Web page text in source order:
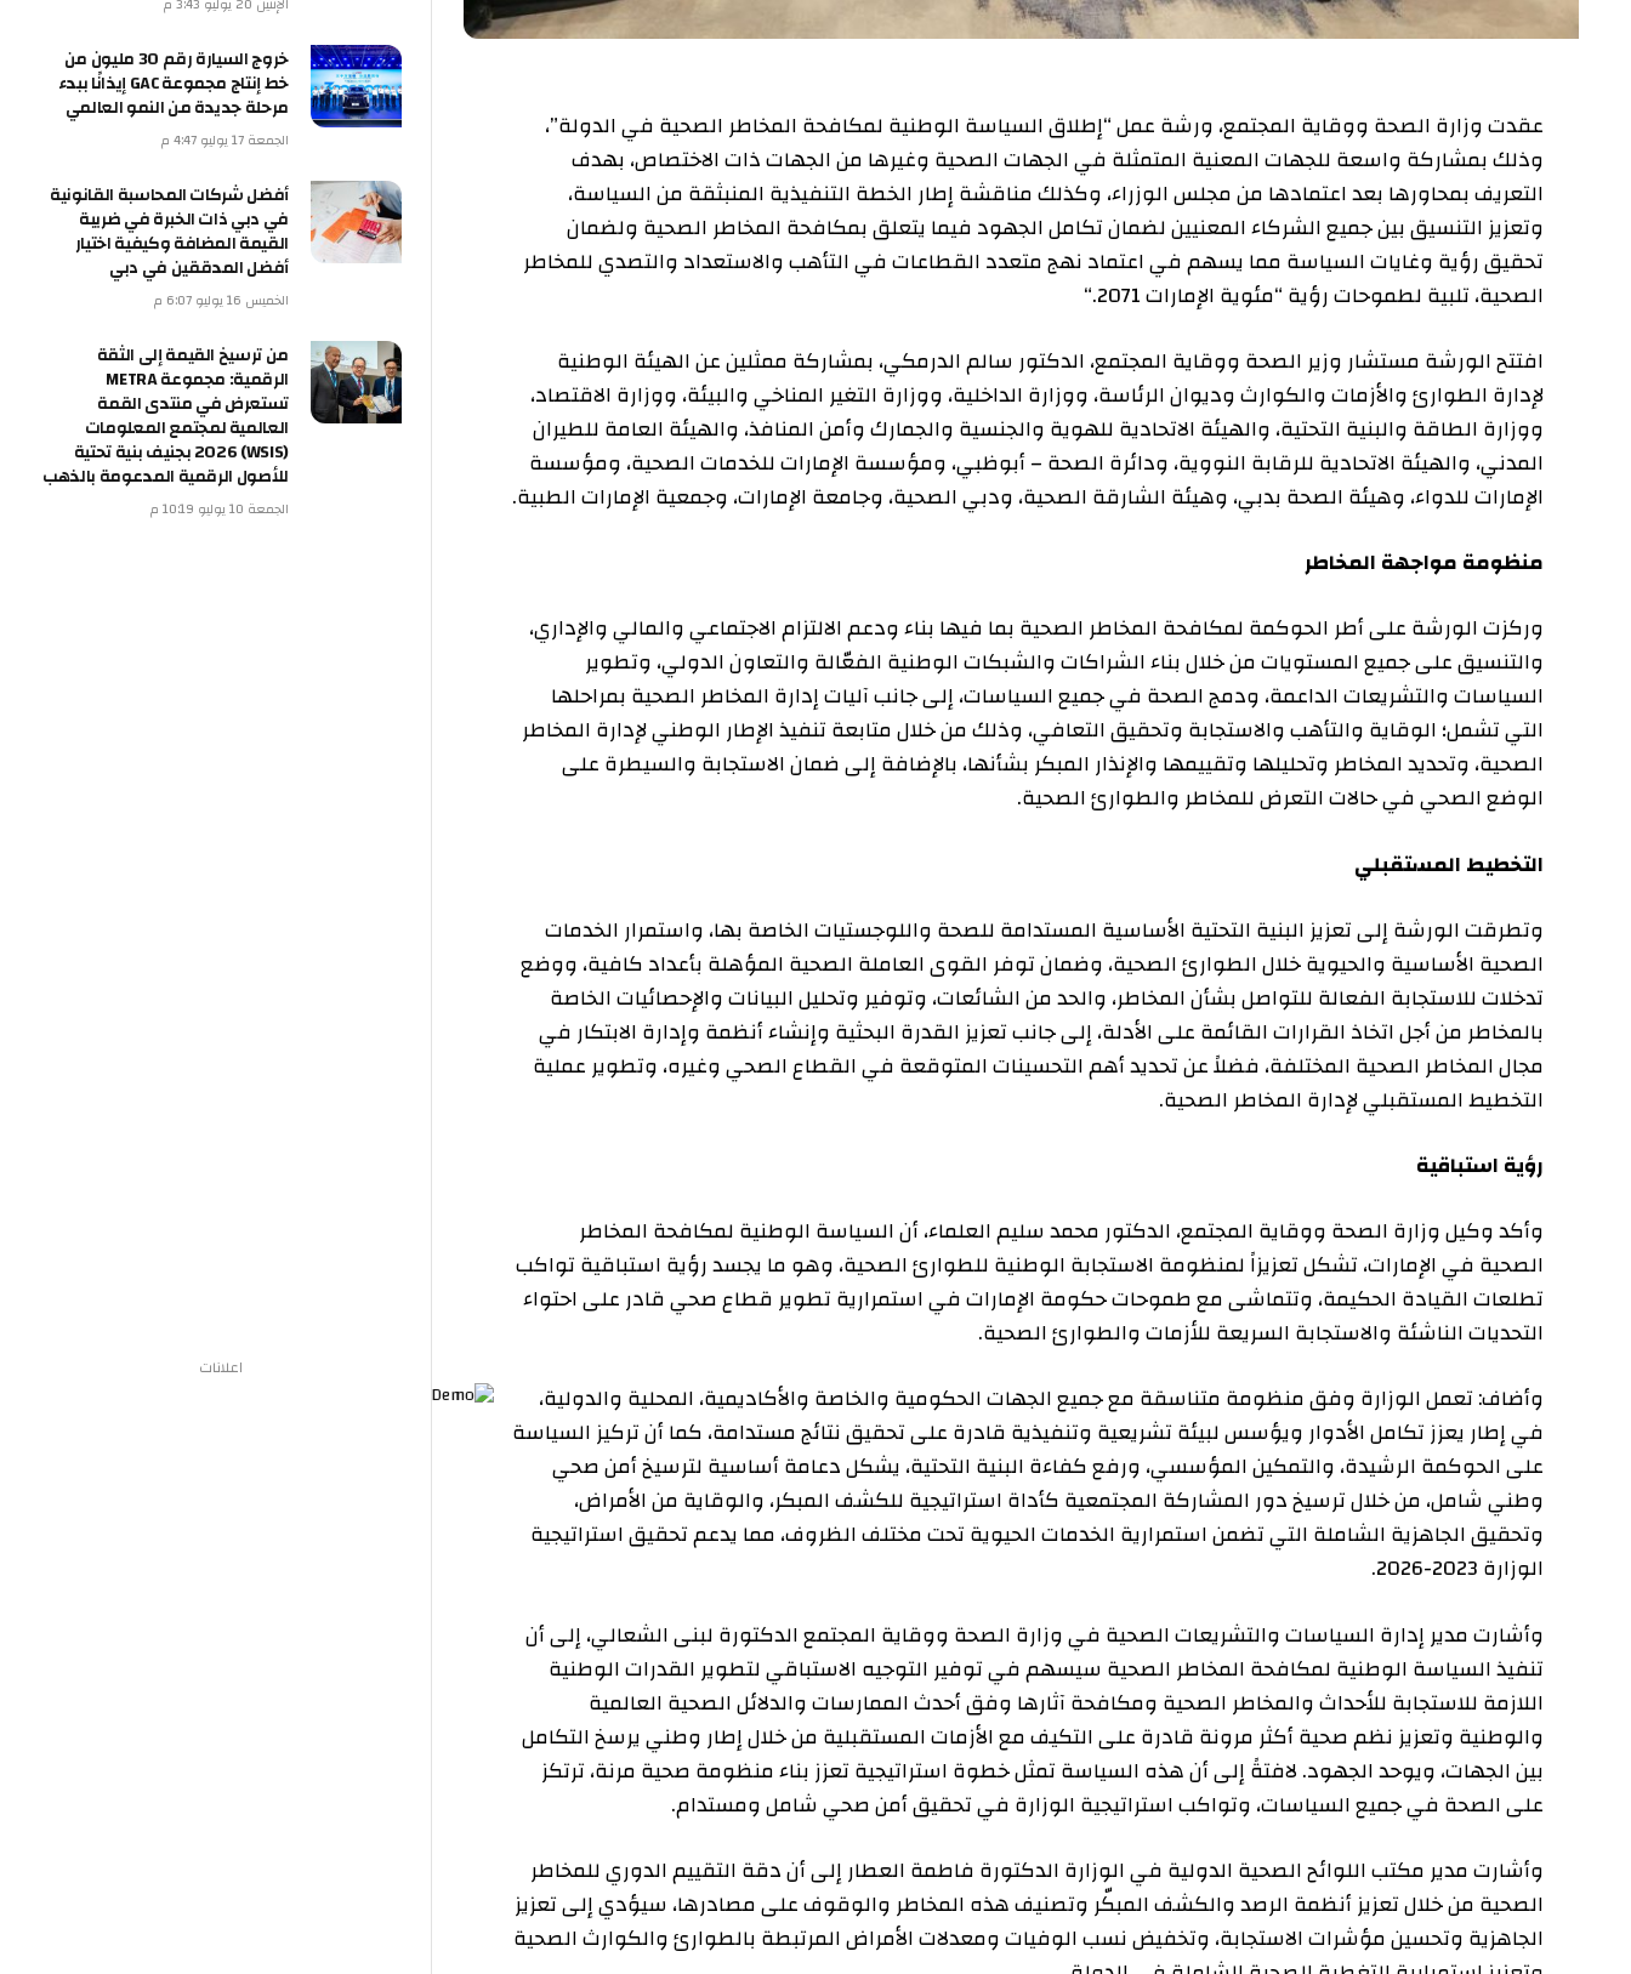
عقدت وزارة الصحة ووقاية المجتمع، ورشة عمل “إطلاق السياسة الوطنية لمكافحة المخاطر الصحية في الدولة”،
وذلك بمشاركة واسعة للجهات المعنية المتمثلة في الجهات الصحية وغيرها من الجهات ذات الاختصاص، بهدف
التعريف بمحاورها بعد اعتمادها من مجلس الوزراء، وكذلك مناقشة إطار الخطة التنفيذية المنبثقة من السياسة،
وتعزيز التنسيق بين جميع الشركاء المعنيين لضمان تكامل الجهود فيما يتعلق بمكافحة المخاطر الصحية ولضمان
تحقيق رؤية وغايات السياسة مما يسهم في اعتماد نهج متعدد القطاعات في التأهب والاستعداد والتصدي للمخاطر
الصحية، تلبية لطموحات رؤية “مئوية الإمارات 2071
“.
افتتح الورشة مستشار وزير الصحة ووقاية المجتمع، الدكتور سالم الدرمكي، بمشاركة ممثلين عن الهيئة الوطنية
لإدارة الطوارئ والأزمات والكوارث وديوان الرئاسة، ووزارة الداخلية، ووزارة التغير المناخي والبيئة، ووزارة الاقتصاد،
ووزارة الطاقة والبنية التحتية، والهيئة الاتحادية للهوية والجنسية والجمارك وأمن المنافذ، والهيئة العامة للطيران
المدني، والهيئة الاتحادية للرقابة النووية، ودائرة الصحة – أبوظبي، ومؤسسة الإمارات للخدمات الصحية، ومؤسسة
الإمارات للدواء، وهيئة الصحة بدبي، وهيئة الشارقة الصحية، ودبي الصحية، وجامعة الإمارات، وجمعية الإمارات الطبية.
منظومة مواجهة المخاطر
وركزت الورشة على أطر الحوكمة لمكافحة المخاطر الصحية بما فيها بناء ودعم الالتزام الاجتماعي والمالي والإداري،
والتنسيق على جميع المستويات من خلال بناء الشراكات والشبكات الوطنية الفعّالة والتعاون الدولي، وتطوير
السياسات والتشريعات الداعمة، ودمج الصحة في جميع السياسات، إلى جانب آليات إدارة المخاطر الصحية بمراحلها
التي تشمل؛ الوقاية والتأهب والاستجابة وتحقيق التعافي، وذلك من خلال متابعة تنفيذ الإطار الوطني لإدارة المخاطر
الصحية، وتحديد المخاطر وتحليلها وتقييمها والإنذار المبكر بشأنها، بالإضافة إلى ضمان الاستجابة والسيطرة على
الوضع الصحي في حالات التعرض للمخاطر والطوارئ الصحية.
التخطيط المستقبلي
وتطرقت الورشة إلى تعزيز البنية التحتية الأساسية المستدامة للصحة واللوجستيات الخاصة بها، واستمرار الخدمات
الصحية الأساسية والحيوية خلال الطوارئ الصحية، وضمان توفر القوى العاملة الصحية المؤهلة بأعداد كافية، ووضع
تدخلات للاستجابة الفعالة للتواصل بشأن المخاطر، والحد من الشائعات، وتوفير وتحليل البيانات والإحصائيات الخاصة
بالمخاطر من أجل اتخاذ القرارات القائمة على الأدلة، إلى جانب تعزيز القدرة البحثية وإنشاء أنظمة وإدارة الابتكار في
مجال المخاطر الصحية المختلفة، فضلاً عن تحديد أهم التحسينات المتوقعة في القطاع الصحي وغيره، وتطوير عملية
التخطيط المستقبلي لإدارة المخاطر الصحية.
رؤية استباقية
وأكد وكيل وزارة الصحة ووقاية المجتمع، الدكتور محمد سليم العلماء، أن السياسة الوطنية لمكافحة المخاطر
الصحية في الإمارات، تشكل تعزيزاً لمنظومة الاستجابة الوطنية للطوارئ الصحية، وهو ما يجسد رؤية استباقية تواكب
تطلعات القيادة الحكيمة، وتتماشى مع طموحات حكومة الإمارات في استمرارية تطوير قطاع صحي قادر على احتواء
التحديات الناشئة والاستجابة السريعة للأزمات والطوارئ الصحية.
وأضاف: تعمل الوزارة وفق منظومة متناسقة مع جميع الجهات الحكومية والخاصة والأكاديمية، المحلية والدولية،
في إطار يعزز تكامل الأدوار ويؤسس لبيئة تشريعية وتنفيذية قادرة على تحقيق نتائج مستدامة، كما أن تركيز السياسة
على الحوكمة الرشيدة، والتمكين المؤسسي، ورفع كفاءة البنية التحتية، يشكل دعامة أساسية لترسيخ أمن صحي
وطني شامل، من خلال ترسيخ دور المشاركة المجتمعية كأداة استراتيجية للكشف المبكر، والوقاية من الأمراض،
وتحقيق الجاهزية الشاملة التي تضمن استمرارية الخدمات الحيوية تحت مختلف الظروف، مما يدعم تحقيق استراتيجية
الوزارة 2023-2026
.
وأشارت مدير إدارة السياسات والتشريعات الصحية في وزارة الصحة ووقاية المجتمع الدكتورة لبنى الشعالي، إلى أن
تنفيذ السياسة الوطنية لمكافحة المخاطر الصحية سيسهم في توفير التوجيه الاستباقي لتطوير القدرات الوطنية
اللازمة للاستجابة للأحداث والمخاطر الصحية ومكافحة آثارها وفق أحدث الممارسات والدلائل الصحية العالمية
والوطنية وتعزيز نظم صحية أكثر مرونة قادرة على التكيف مع الأزمات المستقبلية من خلال إطار وطني يرسخ التكامل
بين الجهات، ويوحد الجهود. لافتةً إلى أن هذه السياسة تمثل خطوة استراتيجية تعزز بناء منظومة صحية مرنة، ترتكز
على الصحة في جميع السياسات، وتواكب استراتيجية الوزارة في تحقيق أمن صحي شامل ومستدام.
وأشارت مدير مكتب اللوائح الصحية الدولية في الوزارة الدكتورة فاطمة العطار إلى أن دقة التقييم الدوري للمخاطر
الصحية من خلال تعزيز أنظمة الرصد والكشف المبكّر وتصنيف هذه المخاطر والوقوف على مصادرها، سيؤدي إلى تعزيز
الجاهزية وتحسين مؤشرات الاستجابة، وتخفيض نسب الوفيات ومعدلات الأمراض المرتبطة بالطوارئ والكوارث الصحية
خروج السيارة رقم 30 مليون من
خط إنتاج مجموعة GAC إيذانًا ببدء
مرحلة جديدة من النمو العالمي
أفضل شركات المحاسبة القانونية
في دبي ذات الخبرة في ضريبة
القيمة المضافة وكيفية اختيار
أفضل المدققين في دبي
من ترسيخ القيمة إلى الثقة
الرقمية: مجموعة METRA
تستعرض في منتدى القمة
العالمية لمجتمع المعلومات
(WSIS) 2026 بجنيف بنية تحتية
للأصول الرقمية المدعومة بالذهب